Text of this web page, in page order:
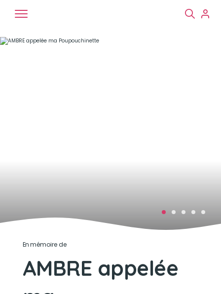
En mémoire de
AMBRE appelée